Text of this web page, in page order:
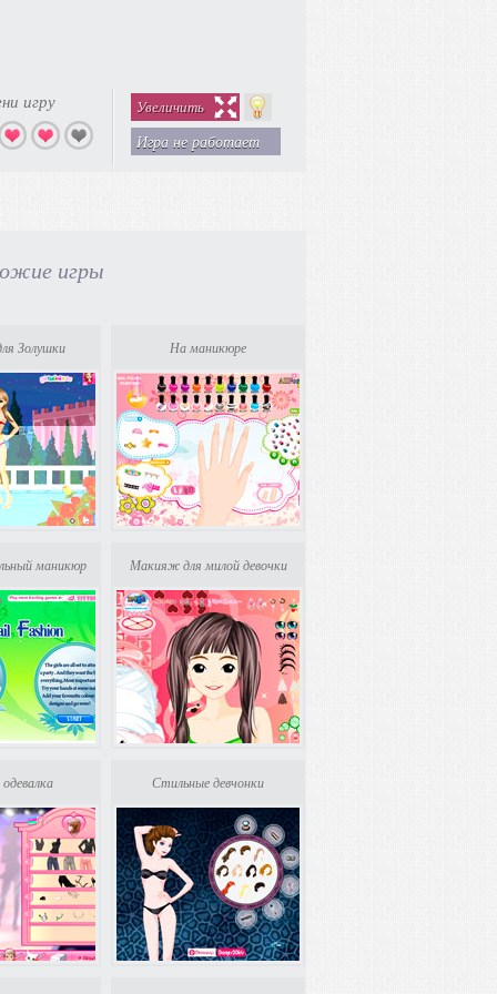
игру Увеличить
Игра не работает
игры
Золушки На маникюре
маникюр Макияж для милой девочки
Стильные девчонки